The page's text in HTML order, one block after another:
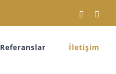
Facebook
Referanslar İletişim